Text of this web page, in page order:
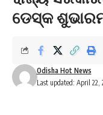
ଡେସ୍କ
Last updated: April 22,
Odisha Hot News